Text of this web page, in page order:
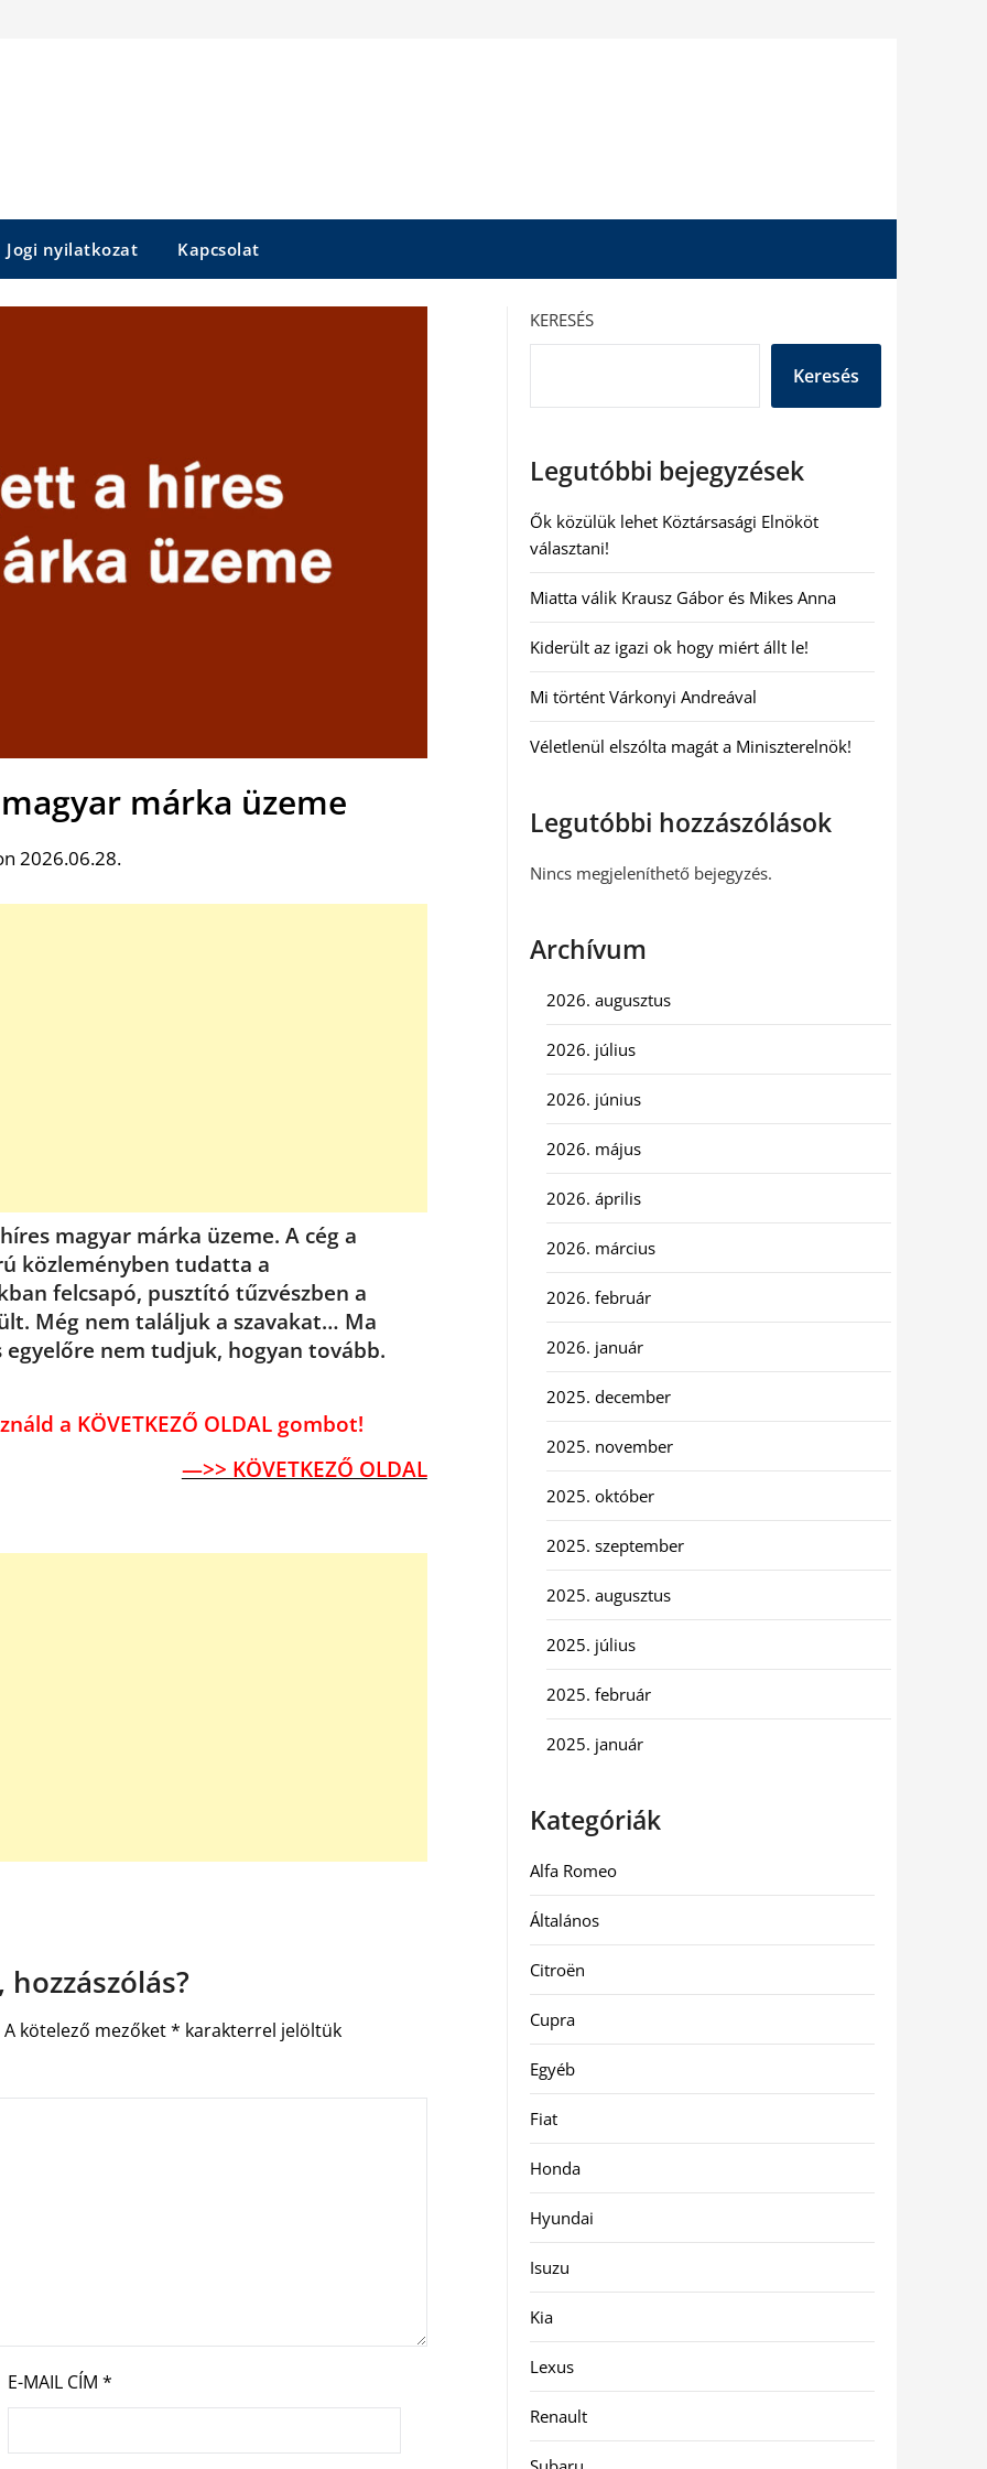
Jogi nyilatkozat Kapcsolat
márka üzeme
2026.06.28.
magyar márka üzeme. A cég a
közleményben tudatta a
felcsapó, pusztító tűzvészben a
Még nem találjuk a szavakat… Ma
nem tudjuk, hogyan tovább.
a KÖVETKEZŐ OLDAL gombot!
—>> KÖVETKEZŐ OLDAL
A kötelező mezőket* karakterrel jelöltük
E-MAIL CÍM *
KERESÉS
Keresés
Legutóbbi bejegyzések
Ők közülük lehet Köztársasági Elnököt
választani!
Miatta válik Krausz Gábor és Mikes Anna
Kiderült az igazi ok hogy miért állt le!
Mi történt Várkonyi Andreával
Véletlenül elszólta magát a Miniszterelnök!
Legutóbbi hozzászólások
Nincs megjeleníthető bejegyzés.
Archívum
2026. augusztus
2026. július
2026. június
2026. május
2026. április
2026. március
2026. február
2026. január
2025. december
2025. november
2025. október
2025. szeptember
2025. augusztus
2025. július
2025. február
2025. január
Kategóriák
Alfa Romeo
Általános
Citroën
Cupra
Egyéb
Fiat
Honda
Hyundai
Isuzu
Kia
Lexus
Renault